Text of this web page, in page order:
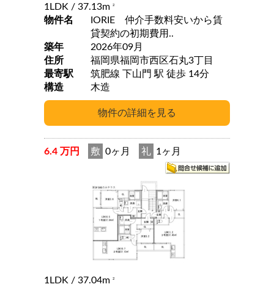
1LDK / 37.13m 2
物件名
IORIE 仲介手数料安いから賃
貸契約の初期費用..
築年
2026年09月
住所
福岡県福岡市西区石丸3丁目
最寄駅
筑肥線 下山門 駅 徒歩 14分
構造
木造
6.4 万円 敷 0ヶ月 礼 1ヶ月
1LDK / 37.04m 2